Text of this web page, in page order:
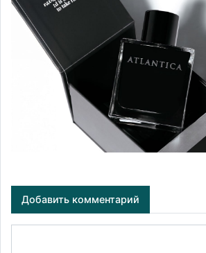
Добавить комментарий